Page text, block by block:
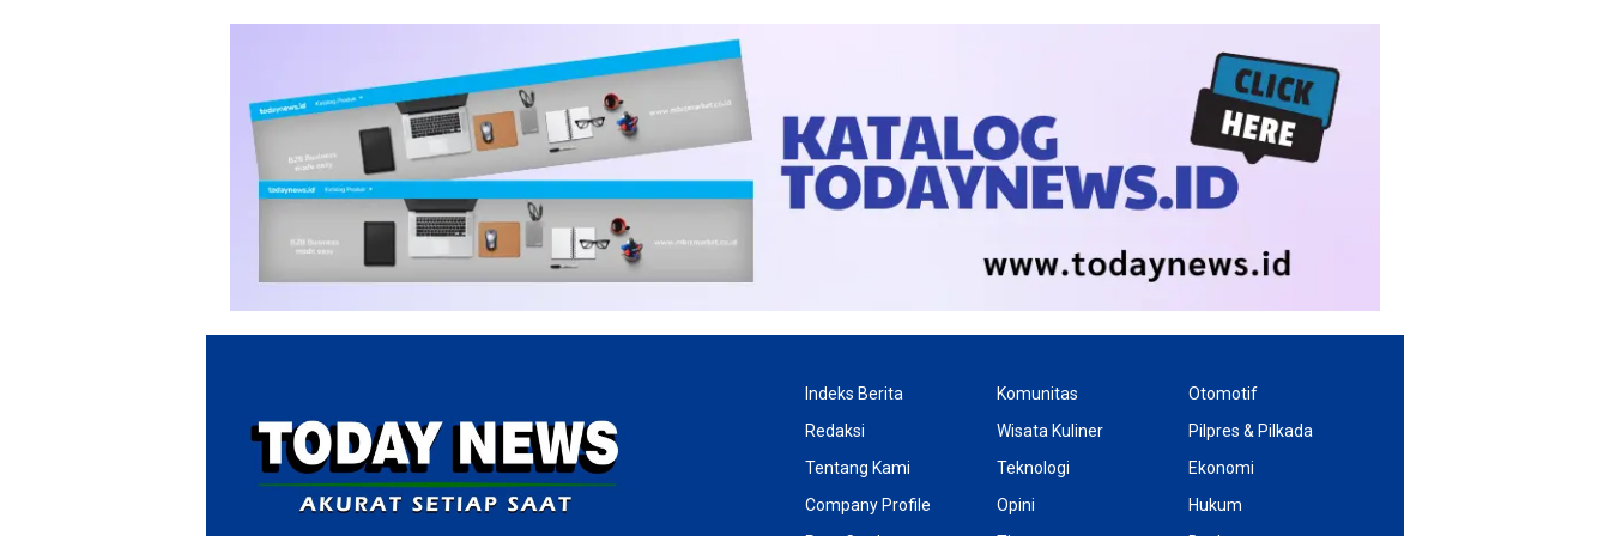
Indeks Berita
Redaksi
Tentang Kami
Company Profile
Komunitas
Wisata Kuliner
Teknologi
Opini
Otomotif
Pilpres & Pilkada
Ekonomi
Hukum